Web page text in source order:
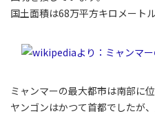
国土面積は68万平方キロメート
ミャンマーの最大都市は南部に
ヤンゴンはかつて首都でしたが